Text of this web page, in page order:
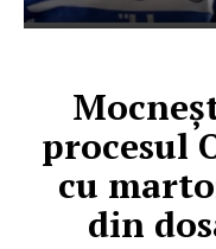
procesul
cu
din